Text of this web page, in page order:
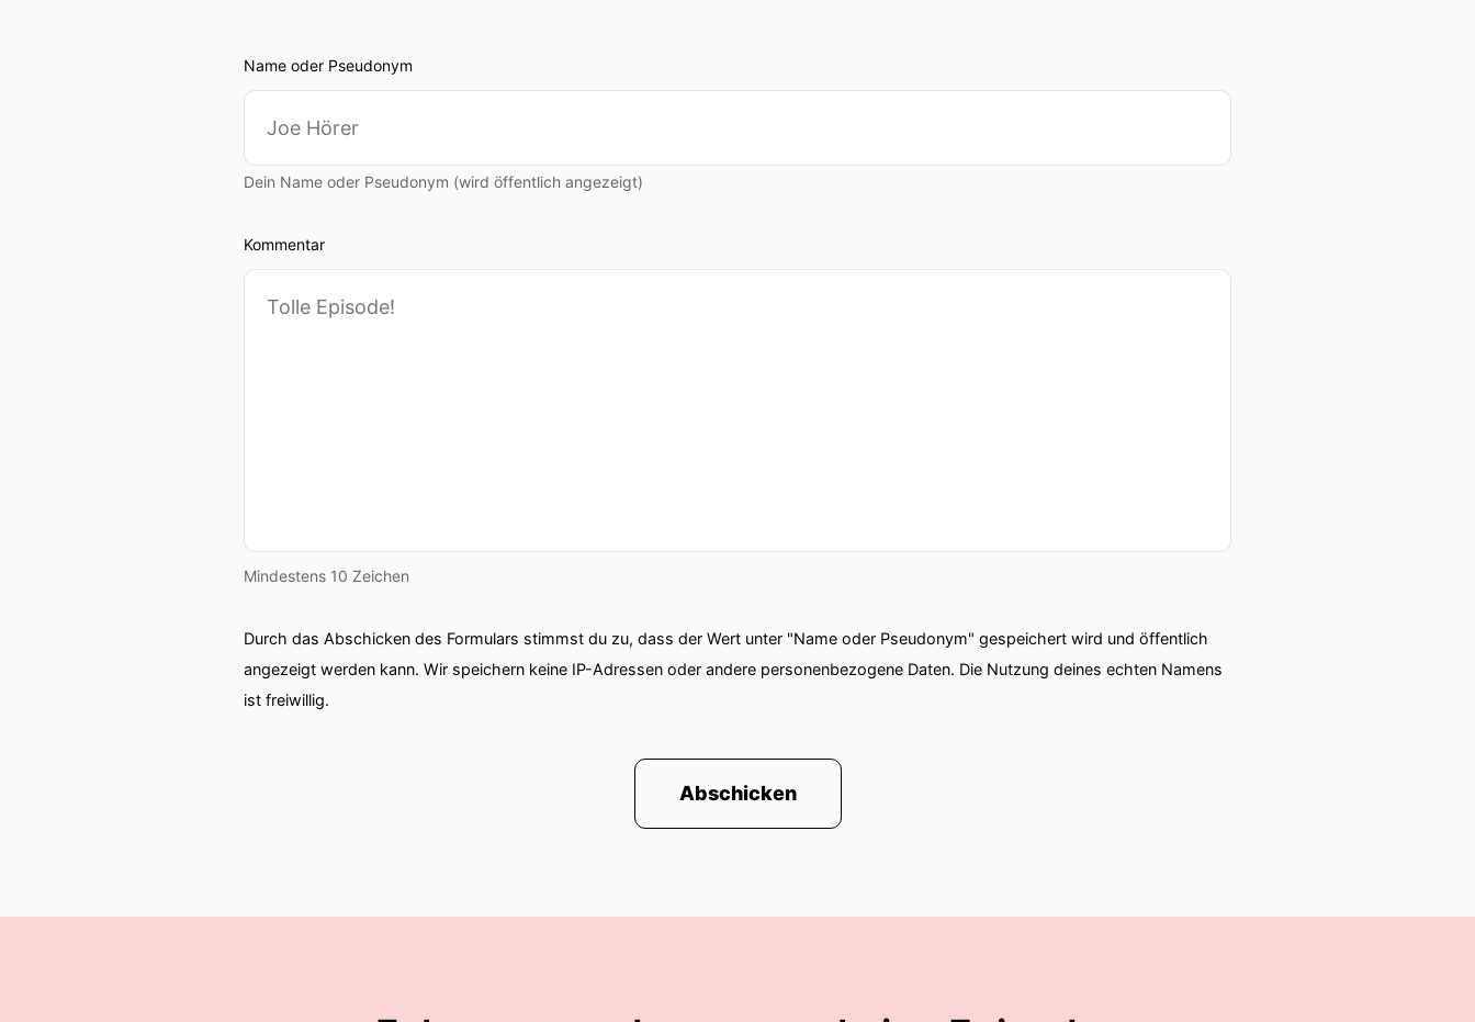
Name oder Pseudonym
Dein Name oder Pseudonym (wird öffentlich angezeigt)
Kommentar
Mindestens 10 Zeichen
Durch das Abschicken des Formulars stimmst du zu, dass der Wert unter "Name oder Pseudonym" gespeichert wird und öffentlich
angezeigt werden kann. Wir speichern keine IP-Adressen oder andere personenbezogene Daten. Die Nutzung deines echten Namens
ist freiwillig.
Abschicken